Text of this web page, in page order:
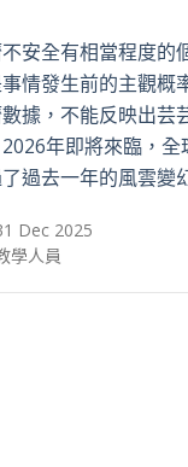
1941年12月7日夏
日本偷襲珍珠港美
國隨即向日本宣戰
侵略中國一樣，日
擴展亞太區戰事，
3 Sep 2025
教學人員